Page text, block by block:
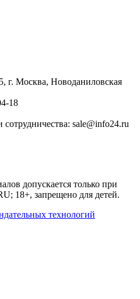
г. Москва, Новоданиловская
18
sale@info24.ru
допускается только при
18+, запрещено для детей.
технологий